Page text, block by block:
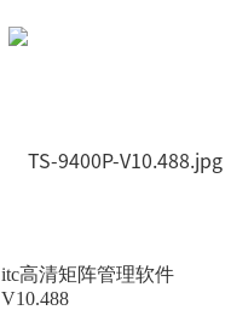
itc高清矩阵管理软件
V10.488